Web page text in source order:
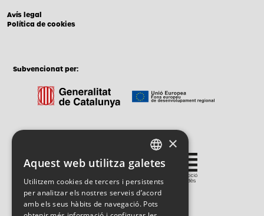
Avís legal
Política de cookies
Subvencionat per:
CATALAN
SPANISH
ENGLISH
×
Aquest web utilitza galetes
Utilitzem cookies de tercers i persistents
per analitzar els nostres serveis d’acord
amb els seus hàbits de navegació. Pots